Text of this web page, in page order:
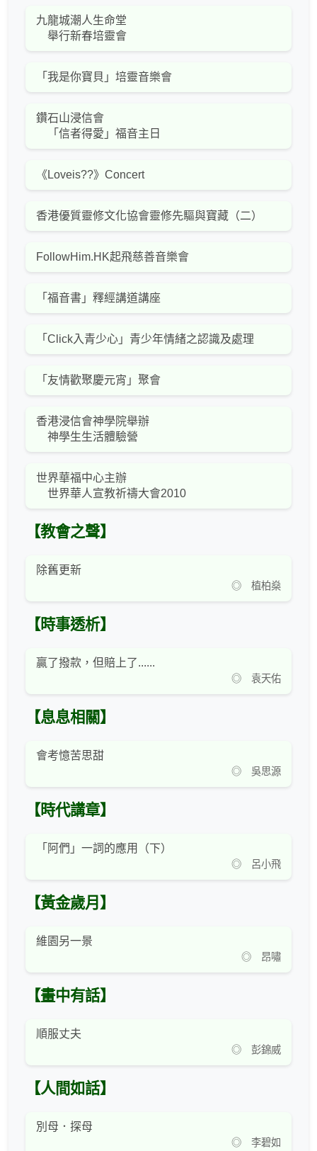
九龍城潮人生命堂
舉行新春培靈會
「我是你寶貝」培靈音樂會
鑽石山浸信會
「信者得愛」福音主日
《Loveis??》Concert
香港優質靈修文化協會靈修先驅與寶藏（二）
FollowHim.HK起飛慈善音樂會
「福音書」釋經講道講座
「Click入青少心」青少年情緒之認識及處理
「友情歡聚慶元宵」聚會
香港浸信會神學院舉辦
神學生生活體驗營
世界華福中心主辦
世界華人宣教祈禱大會2010
【教會之聲】
除舊更新
◎ 植柏燊
【時事透析】
贏了撥款，但賠上了......
◎ 袁天佑
【息息相關】
會考憶苦思甜
◎ 吳思源
【時代講章】
「阿們」一詞的應用（下）
◎ 呂小飛
【黃金歲月】
維園另一景
◎ 昂嘯
【畫中有話】
順服丈夫
◎ 彭錦威
【人間如話】
別母．探母
◎ 李碧如